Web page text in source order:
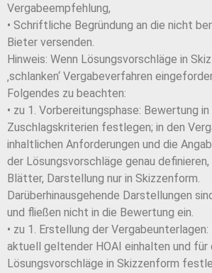
Vergabeempfehlung,
• Schriftliche Begründung an die nicht
Bieter versenden.
Hinweis: Wenn Lösungsvorschläge in
‚schlanken‘ Vergabeverfahren
Folgendes zu beachten:
• zu 1. Vorbereitungsphase: Bewertung in
Zuschlagskriterien festlegen; in den
inhaltlichen Anforderungen und die
der Lösungsvorschläge genau definieren,
Blätter, Darstellung nur in Skizzenform.
Darüberhinausgehende Darstellungen
und fließen nicht in die Bewertung ein.
• zu 1. Erstellung der
aktuell geltender HOAI einhalten und für
Lösungsvorschläge in Skizzenform